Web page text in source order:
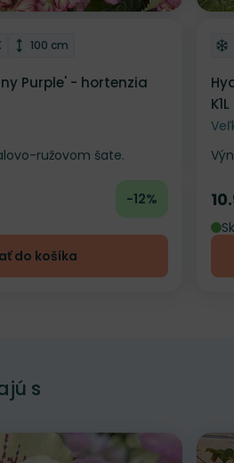
kvitnutia
Výška rastliny
100 cm
Purple' - hortenzia
ružovom šate.
-12%
do košíka
K1L
s